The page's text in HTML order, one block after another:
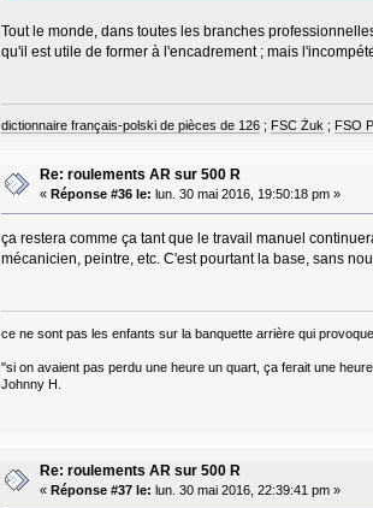
Tout le monde, dans toutes les branches
qu'il est utile de former à l'encadrement ; mais
dictionnaire français-polski de pièces de 126; FSC Żuk; FSO
Re: roulements AR sur 500 R
« Réponse #36 le: lun. 30 mai 2016, 19:50:18 pm »
ça restera comme ça tant que le travail manuel
mécanicien, peintre, etc. C'est pourtant la base, sans
ce ne sont pas les enfants sur la banquette arrière qui
"si on avaient pas perdu une heure un quart, ça ferait une
Johnny H.
Re: roulements AR sur 500 R
« Réponse #37 le: lun. 30 mai 2016, 22:39:41 pm »